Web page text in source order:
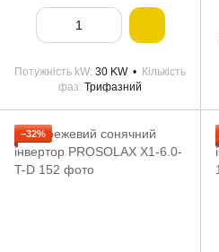
Потужність kW 30 KW
Кількість
фаз Трифазний
−32%